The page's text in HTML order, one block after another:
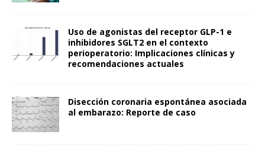
Uso de agonistas del receptor GLP-1 e
inhibidores SGLT2 en el contexto
perioperatorio: Implicaciones clínicas y
recomendaciones actuales
Disección coronaria espontánea asociada
al embarazo: Reporte de caso